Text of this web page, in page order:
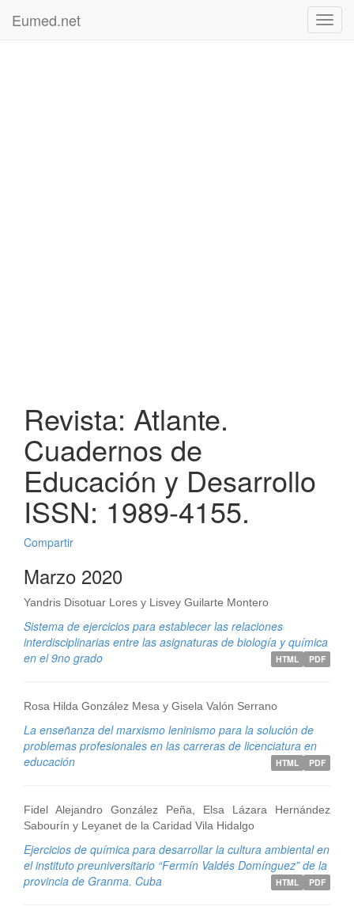
Eumed.net
Revista: Atlante.
Cuadernos de
Educación y Desarrollo
ISSN: 1989-4155.
Compartir
Marzo 2020
Yandris Disotuar Lores y Lisvey Guilarte Montero
Sistema de ejercicios para establecer las relaciones
interdisciplinarias entre las asignaturas de biología y química
en el 9no grado
PDF
HTML
Rosa Hilda González Mesa y Gisela Valón Serrano
La enseñanza del marxismo leninismo para la solución de
problemas profesionales en las carreras de licenciatura en
educación
PDF
HTML
Fidel Alejandro González Peña, Elsa Lázara Hernández
Sabourín y Leyanet de la Caridad Vila Hidalgo
Ejercicios de química para desarrollar la cultura ambiental en
el instituto preuniversitario “Fermín Valdés Domínguez” de la
provincia de Granma. Cuba
PDF
HTML